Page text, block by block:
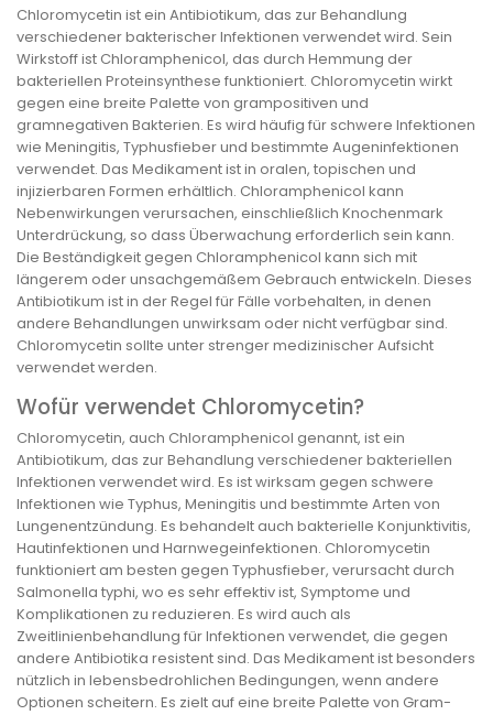
Chloromycetin ist ein Antibiotikum, das zur Behandlung
verschiedener bakterischer Infektionen verwendet wird. Sein
Wirkstoff ist Chloramphenicol, das durch Hemmung der
bakteriellen Proteinsynthese funktioniert. Chloromycetin wirkt
gegen eine breite Palette von grampositiven und
gramnegativen Bakterien. Es wird häufig für schwere Infektionen
wie Meningitis, Typhusfieber und bestimmte Augeninfektionen
verwendet. Das Medikament ist in oralen, topischen und
injizierbaren Formen erhältlich. Chloramphenicol kann
Nebenwirkungen verursachen, einschließlich Knochenmark
Unterdrückung, so dass Überwachung erforderlich sein kann.
Die Beständigkeit gegen Chloramphenicol kann sich mit
längerem oder unsachgemäßem Gebrauch entwickeln. Dieses
Antibiotikum ist in der Regel für Fälle vorbehalten, in denen
andere Behandlungen unwirksam oder nicht verfügbar sind.
Chloromycetin sollte unter strenger medizinischer Aufsicht
verwendet werden.
Wofür verwendet Chloromycetin?
Chloromycetin, auch Chloramphenicol genannt, ist ein
Antibiotikum, das zur Behandlung verschiedener bakteriellen
Infektionen verwendet wird. Es ist wirksam gegen schwere
Infektionen wie Typhus, Meningitis und bestimmte Arten von
Lungenentzündung. Es behandelt auch bakterielle Konjunktivitis,
Hautinfektionen und Harnwegeinfektionen. Chloromycetin
funktioniert am besten gegen Typhusfieber, verursacht durch
Salmonella typhi, wo es sehr effektiv ist, Symptome und
Komplikationen zu reduzieren. Es wird auch als
Zweitlinienbehandlung für Infektionen verwendet, die gegen
andere Antibiotika resistent sind. Das Medikament ist besonders
nützlich in lebensbedrohlichen Bedingungen, wenn andere
Optionen scheitern. Es zielt auf eine breite Palette von Gram-